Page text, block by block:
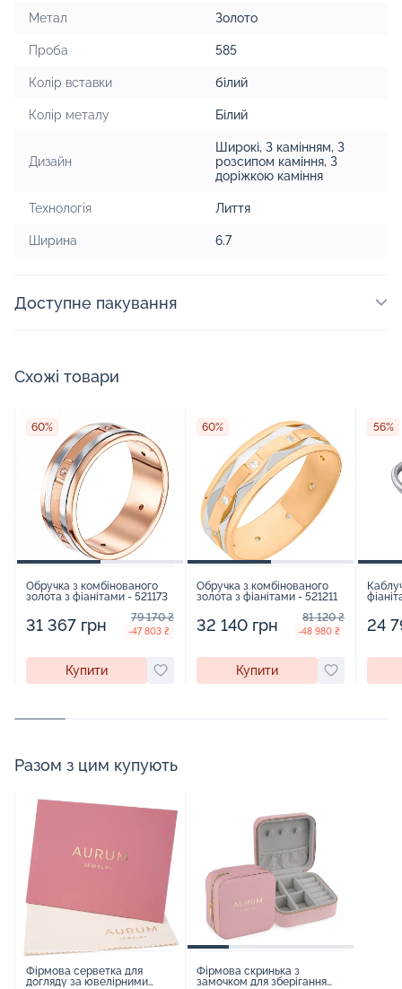
Метал Золото
Проба 585
Колір вставки білий
Колір металу Білий
Дизайн
Широкі, З камінням, З
розсипом каміння, З
доріжкою каміння
Технологія Лиття
Ширина 6.7
Доступне пакування
Схожі товари
60%
Обручка з комбінованого
золота з фіанітами - 521173
31 367 грн 79 170 ₴
-47 803 ₴
Купити
60%
Обручка з комбінованого
золота з фіанітами - 521211
32 140 грн 81 120 ₴
-48 980 ₴
Купити
56%
24
Разом з цим купують
Фірмова серветка для
догляду за ювелірними
Фірмова скринька з
замочком для зберігання